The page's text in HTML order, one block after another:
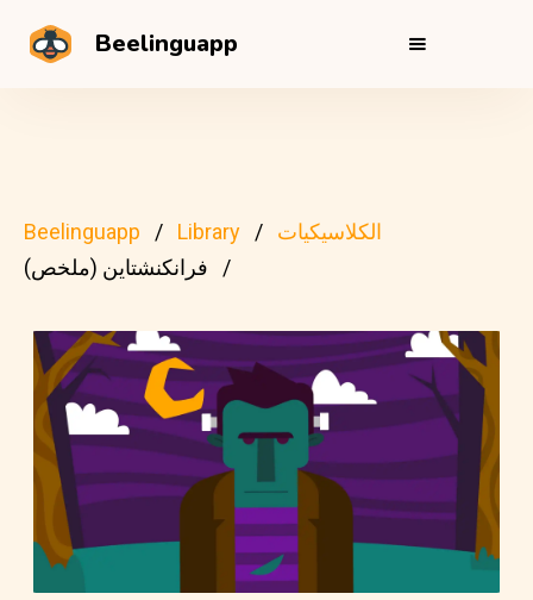
Beelinguapp
Beelinguapp Library
الكلاسيكيات
فرانكنشتاين (ملخص)